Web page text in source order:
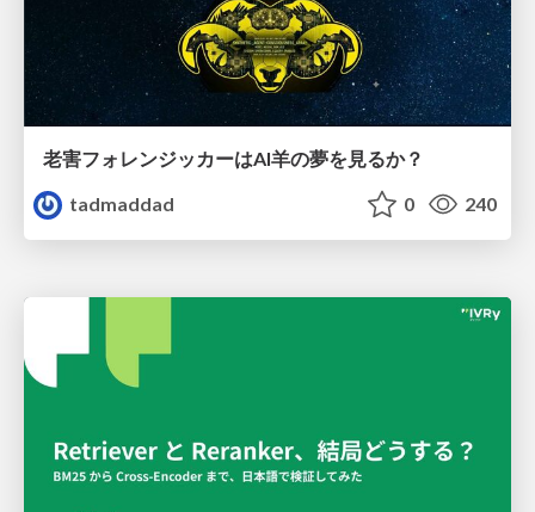
老害フォレンジッカーはAI羊の夢を見るか？
tadmaddad
0 240